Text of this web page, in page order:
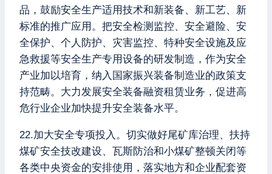
品，鼓励安全生产适用技术和新装备、新工艺、新
标准的推广应用。把安全检测监控、安全避险、安
全保护、个人防护、灾害监控、特种安全设施及应
急救援等安全生产专用设备的研发制造，作为安全
产业加以培育，纳入国家振兴装备制造业的政策支
持范畴。大力发展安全装备融资租赁业务，促进高
危行业企业加快提升安全装备水平。
22.加大安全专项投入。切实做好尾矿库治理、扶持
煤矿安全技改建设、瓦斯防治和小煤矿整顿关闭等
各类中央资金的安排使用，落实地方和企业配套资